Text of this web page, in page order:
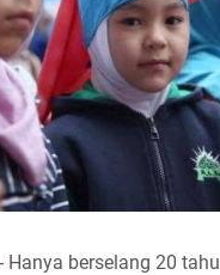
- Hanya berselang 20